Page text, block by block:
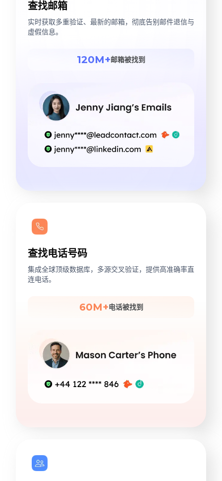
查找邮箱
实时获取多重验证、最新的邮箱，彻底告别邮件退信与
虚假信息。
120M+邮箱被找到
查找电话号码
集成全球顶级数据库，多源交叉验证，提供高准确率直
连电话。
60M+电话被找到